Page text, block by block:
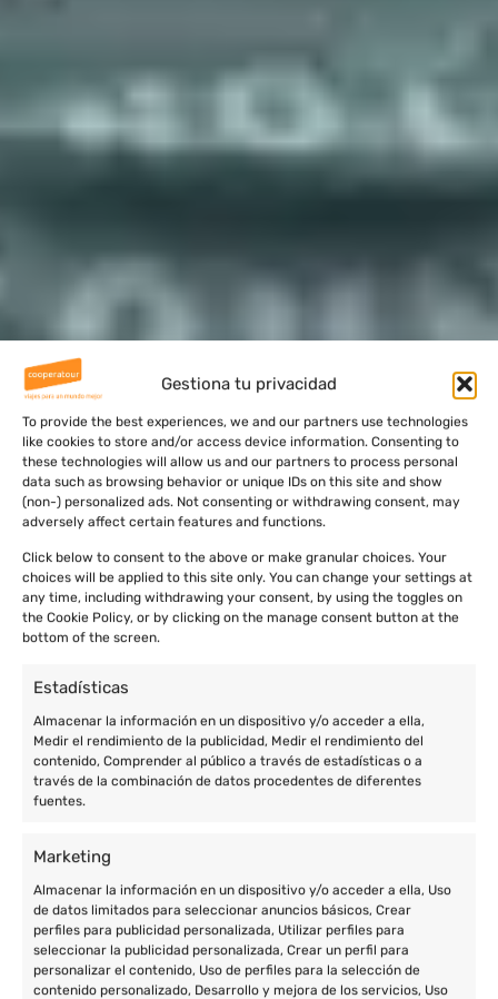
Gestiona tu privacidad
To provide the best experiences, we and our partners use technologies
like cookies to store and/or access device information. Consenting to
these technologies will allow us and our partners to process personal
data such as browsing behavior or unique IDs on this site and show
(non-) personalized ads. Not consenting or withdrawing consent, may
adversely affect certain features and functions.
Click below to consent to the above or make granular choices. Your
choices will be applied to this site only. You can change your settings at
any time, including withdrawing your consent, by using the toggles on
the Cookie Policy, or by clicking on the manage consent button at the
bottom of the screen.
Estadísticas
Almacenar la información en un dispositivo y/o acceder a ella,
Medir el rendimiento de la publicidad, Medir el rendimiento del
contenido, Comprender al público a través de estadísticas o a
través de la combinación de datos procedentes de diferentes
fuentes.
Marketing
Almacenar la información en un dispositivo y/o acceder a ella, Uso
de datos limitados para seleccionar anuncios básicos, Crear
perfiles para publicidad personalizada, Utilizar perfiles para
seleccionar la publicidad personalizada, Crear un perfil para
personalizar el contenido, Uso de perfiles para la selección de
contenido personalizado, Desarrollo y mejora de los servicios, Uso